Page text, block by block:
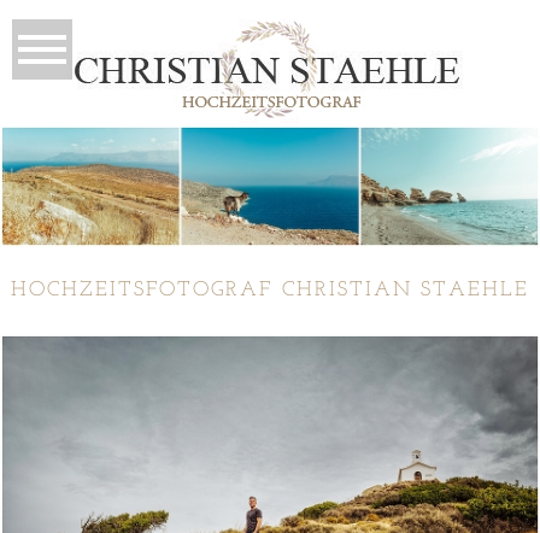
HOCHZEITSFOTOGRAF CHRISTIAN STAEHLE